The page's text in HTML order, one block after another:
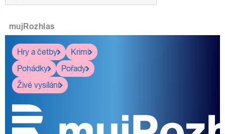
mujRozhlas
Hry a četby
Krimi
Pohádky
Pořady
Živé vysílání